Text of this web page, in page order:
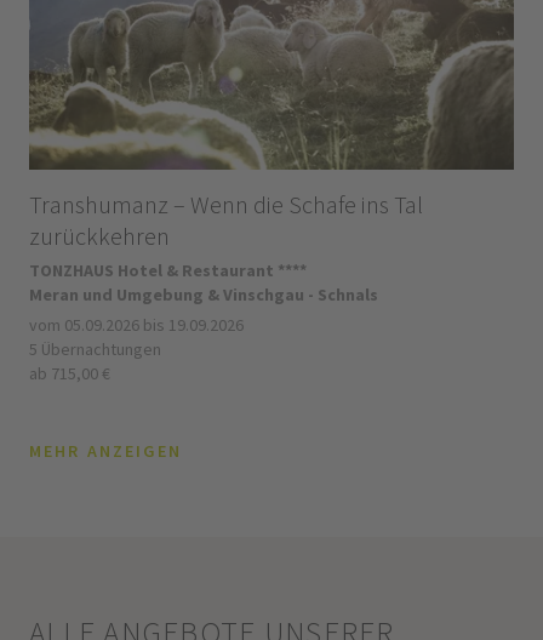
Transhumanz – Wenn die Schafe ins Tal
zurückkehren
TONZHAUS Hotel & Restaurant ****
Meran und Umgebung & Vinschgau - Schnals
vom 05.09.2026 bis 19.09.2026
5 Übernachtungen
ab 715,00 €
MEHR ANZEIGEN